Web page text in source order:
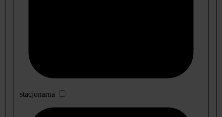
stacjonarna